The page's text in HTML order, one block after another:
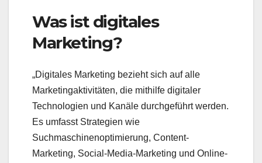
Was ist digitales
Marketing?
„Digitales Marketing bezieht sich auf alle
Marketingaktivitäten, die mithilfe digitaler
Technologien und Kanäle durchgeführt werden.
Es umfasst Strategien wie
Suchmaschinenoptimierung, Content-
Marketing, Social-Media-Marketing und Online-